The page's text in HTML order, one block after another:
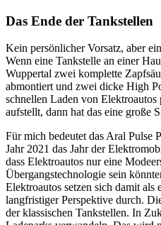
Das Ende der Tankstellen
Kein persönlicher Vorsatz, aber
Wenn eine Tankstelle an einer
Wuppertal zwei komplette
abmontiert und zwei dicke High
schnellen Laden von
aufstellt, dann hat das eine große
Für mich bedeutet das Aral Pulse
Jahr 2021 das Jahr der
dass Elektroautos nur eine
Übergangstechnologie sein
Elektroautos setzen sich damit als
langfristiger Perspektive durch.
der klassischen Tankstellen. In